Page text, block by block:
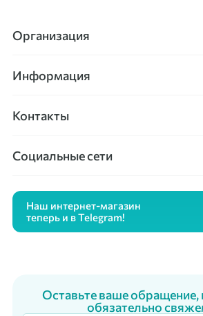
Организация
Информация
Контакты
Социальные сети
Наш интернет-магазин
теперь и в Telegram!
Оставьте ваше обращение,
обязательно